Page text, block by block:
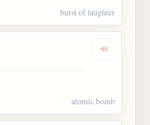
burst of laughter
Dengarkan
atomic bomb